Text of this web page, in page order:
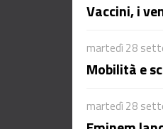
Vaccini, i
martedì 28
Mobilità e
martedì 28